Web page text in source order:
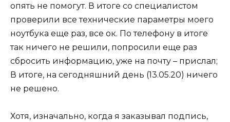
опять не помогут. В итоге со специалистом
проверили все технические параметры моего
ноутбука еще раз, все ок. По телефону в итоге
так ничего не решили, попросили еще раз
сбросить информацию, уже на почту – прислал;
В итоге, на сегодняшний день (13.05.20) ничего
не решено.
Хотя, изначально, когда я заказывал подпись,